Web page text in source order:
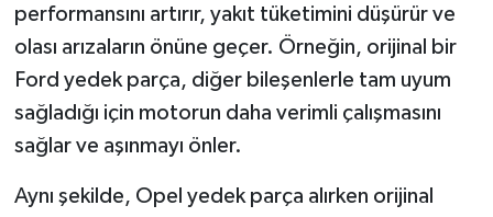
performansını artırır, yakıt tüketimini düşürür ve
olası arızaların önüne geçer. Örneğin, orijinal bir
Ford yedek parça, diğer bileşenlerle tam uyum
sağladığı için motorun daha verimli çalışmasını
sağlar ve aşınmayı önler.
Aynı şekilde, Opel yedek parça alırken orijinal